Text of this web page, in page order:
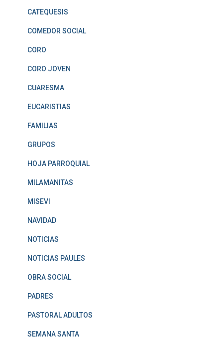
CATEQUESIS
COMEDOR SOCIAL
CORO
CORO JOVEN
CUARESMA
EUCARISTIAS
FAMILIAS
GRUPOS
HOJA PARROQUIAL
MILAMANITAS
MISEVI
NAVIDAD
NOTICIAS
NOTICIAS PAULES
OBRA SOCIAL
PADRES
PASTORAL ADULTOS
SEMANA SANTA